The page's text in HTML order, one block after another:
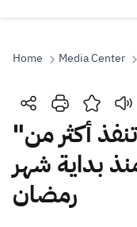
Search
Search
Suggestions
Home Media Center
"الزكاة والدخل" تنفذ أكثر من
منذ بداية شهر
رمضان